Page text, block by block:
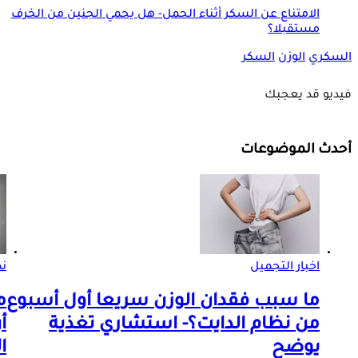
الامتناع عن السكر أثناء الحمل- هل يحمي الجنين من الخرف
مستقبلا؟
السكري الوزن السكر
فيديو قد يعجبك
أحدث الموضوعات
اخبار التجميل
ما سبب فقدان الوزن سريعا أول أسبوع
من نظام الدايت؟- استشاري تغذية
يوضح